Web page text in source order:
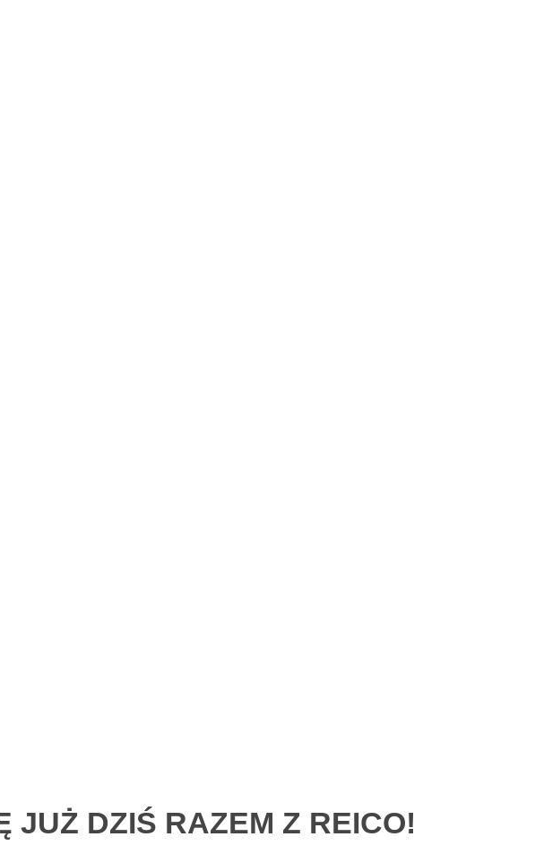
JUŻ DZIŚ RAZEM Z REICO!